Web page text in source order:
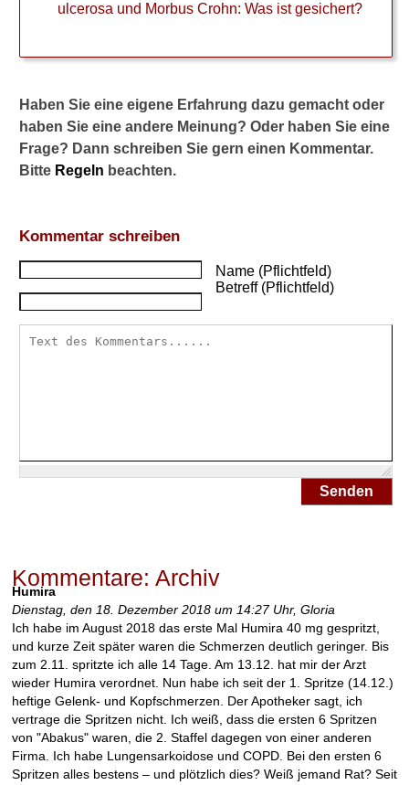
ulcerosa und Morbus Crohn: Was ist gesichert?
Haben Sie eine eigene Erfahrung dazu gemacht oder
haben Sie eine andere Meinung? Oder haben Sie eine
Frage? Dann schreiben Sie gern einen Kommentar.
Bitte Regeln beachten.
Kommentar schreiben
Name (Pflichtfeld)
Betreff (Pflichtfeld)
Senden
Kommentare: Archiv
Humira
Dienstag, den 18. Dezember 2018 um 14:27 Uhr, Gloria
Ich habe im August 2018 das erste Mal Humira 40 mg gespritzt,
und kurze Zeit später waren die Schmerzen deutlich geringer. Bis
zum 2.11. spritzte ich alle 14 Tage. Am 13.12. hat mir der Arzt
wieder Humira verordnet. Nun habe ich seit der 1. Spritze (14.12.)
heftige Gelenk- und Kopfschmerzen. Der Apotheker sagt, ich
vertrage die Spritzen nicht. Ich weiß, dass die ersten 6 Spritzen
von "Abakus" waren, die 2. Staffel dagegen von einer anderen
Firma. Ich habe Lungensarkoidose und COPD. Bei den ersten 6
Spritzen alles bestens – und plötzlich dies? Weiß jemand Rat? Seit